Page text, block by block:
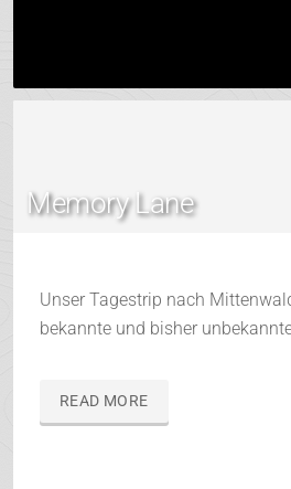
Memory Lane
Unser Tagestrip nach
bekannte und bisher
READ MORE